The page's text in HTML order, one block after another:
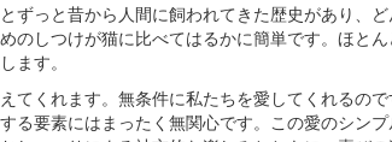
ずっと昔から人間に飼われてきた歴史があり、
のしつけが猫に比べてはるかに簡単です。ほと
ます。
てくれます。無条件に私たちを愛してくれるの
る要素にはまったく無関心です。この愛のシン